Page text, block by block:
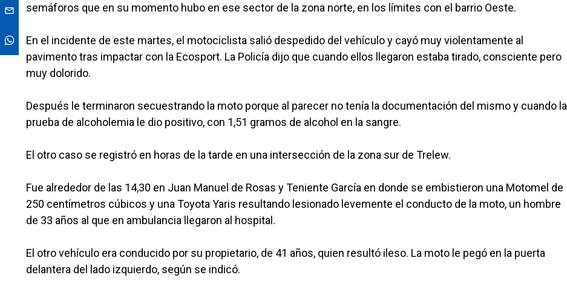
semáforos que en su momento hubo en ese sector de la zona norte, en los límites con el barrio Oeste.
En el incidente de este martes, el motociclista salió despedido del vehículo y cayó muy violentamente al
pavimento tras impactar con la Ecosport. La Policía dijo que cuando ellos llegaron estaba tirado, consciente pero
muy dolorido.
Después le terminaron secuestrando la moto porque al parecer no tenía la documentación del mismo y cuando la
prueba de alcoholemia le dio positivo, con 1,51 gramos de alcohol en la sangre.
El otro caso se registró en horas de la tarde en una intersección de la zona sur de Trelew.
Fue alrededor de las 14,30 en Juan Manuel de Rosas y Teniente García en donde se embistieron una Motomel de
250 centímetros cúbicos y una Toyota Yaris resultando lesionado levemente el conducto de la moto, un hombre
de 33 años al que en ambulancia llegaron al hospital.
El otro vehículo era conducido por su propietario, de 41 años, quien resultó ileso. La moto le pegó en la puerta
delantera del lado izquierdo, según se indicó.